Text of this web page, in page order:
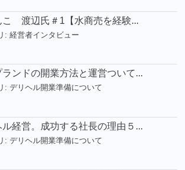
こ 渡辺氏＃1【水商売を経験...
:経営者インタビュー
ランドの開業方法と運営ついて...
:デリヘル開業準備について
ル経営。成功する社長の理由５...
:デリヘル開業準備について